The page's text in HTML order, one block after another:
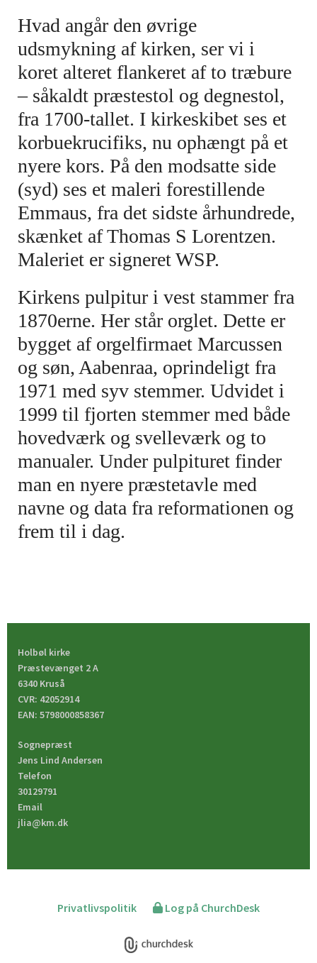
Hvad angår den øvrige
udsmykning af kirken, ser vi i
koret alteret flankeret af to træbure
– såkaldt præstestol og degnestol,
fra 1700-tallet. I kirkeskibet ses et
korbuekrucifiks, nu ophængt på et
nyere kors. På den modsatte side
(syd) ses et maleri forestillende
Emmaus, fra det sidste århundrede,
skænket af Thomas S Lorentzen.
Maleriet er signeret WSP.
Kirkens pulpitur i vest stammer fra
1870erne. Her står orglet. Dette er
bygget af orgelfirmaet Marcussen
og søn, Aabenraa, oprindeligt fra
1971 med syv stemmer. Udvidet i
1999 til fjorten stemmer med både
hovedværk og svelleværk og to
manualer. Under pulpituret finder
man en nyere præstetavle med
navne og data fra reformationen og
frem til i dag.
Holbøl kirke
Præstevænget 2 A
6340 Kruså
CVR: 42052914
EAN: 5798000858367
Sognepræst
Jens Lind Andersen
Telefon
30129791
Email
jlia@km.dk
Privatlivspolitik Log på ChurchDesk